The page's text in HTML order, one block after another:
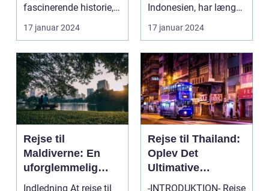
fascinerende historie,
der strækker...
17 januar 2024
Indonesien, har længe
været kendt som et af
verd...
17 januar 2024
Rejse til
Maldiverne: En
uforglemmelig
oplevelse
Indledning At rejse til
Rejse til Thailand:
Oplev Det
Ultimative
Eventyrland i
-INTRODUKTION- Rejse